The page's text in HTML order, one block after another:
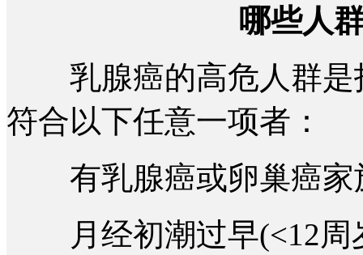
哪些人
乳腺癌的高危人群是
符合以下任意一项者：
有乳腺癌或卵巢癌家
月经初潮过早(<12周